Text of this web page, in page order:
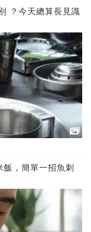
？今天總算長見識
，簡單一招魚刺